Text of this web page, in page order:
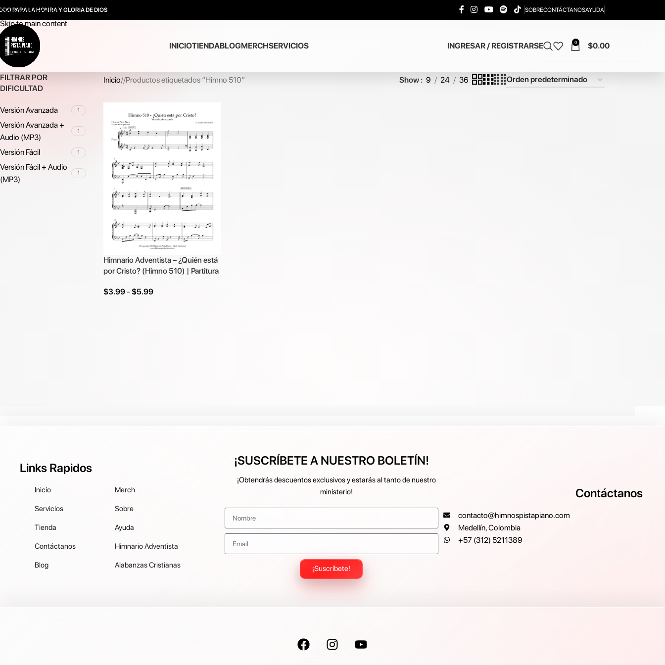
Skip to navigation
Skip to main content
PARA LA HONRA Y GLORIA DE DIOS SOBRECONTÁCTANOSAYUDA
INICIOTIENDABLOGMERCHSERVICIOS INGRESAR / REGISTRARSE 0 $0.00
FILTRAR POR
DIFICULTAD
Versión Avanzada 1
Versión Avanzada +
Audio (MP3)
1
Versión Fácil 1
Versión Fácil + Audio
(MP3)
1
Inicio/ Productos etiquetados “Himno 510” Show 9 24 36
Himnario Adventista – ¿Quién está
por Cristo? (Himno 510) | Partitura
$3.99- $5.99
Links Rapidos
Inicio
Servicios
Tienda
Contáctanos
Blog
Merch
Sobre
Ayuda
Himnario Adventista
Alabanzas Cristianas
¡SUSCRÍBETE A NUESTRO BOLETÍN!
¡Obtendrás descuentos exclusivos y estarás al tanto de nuestro
ministerio!
¡Suscríbete!
Contáctanos
contacto@himnospistapiano.com
Medellín, Colombia
+57 (312) 5211389